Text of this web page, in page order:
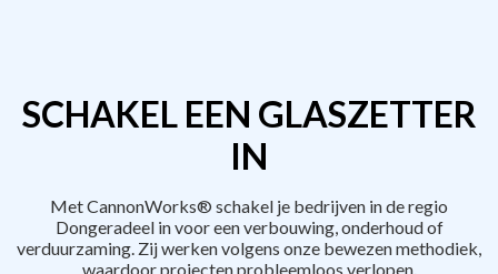
SCHAKEL EEN GLASZETTER
IN
Met CannonWorks® schakel je bedrijven in de regio
Dongeradeel in voor een verbouwing, onderhoud of
verduurzaming. Zij werken volgens onze bewezen methodiek,
waardoor projecten probleemloos verlopen.